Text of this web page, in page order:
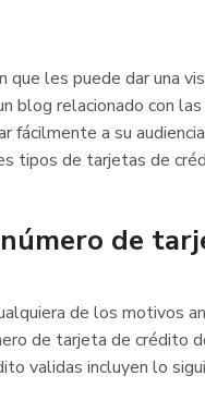
que les puede dar una
blog relacionado con
fácilmente a su
tipos de tarjetas de
de
de los motivos
de tarjeta de crédito
validas incluyen lo